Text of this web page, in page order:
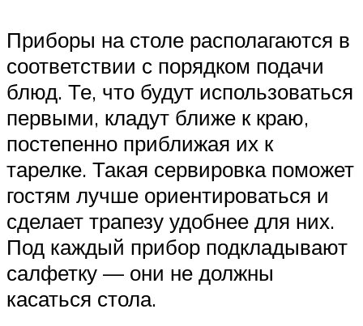
Приборы на столе располагаются в
соответствии с порядком подачи
блюд. Те, что будут использоваться
первыми, кладут ближе к краю,
постепенно приближая их к
тарелке. Такая сервировка поможет
гостям лучше ориентироваться и
сделает трапезу удобнее для них.
Под каждый прибор подкладывают
салфетку — они не должны
касаться стола.